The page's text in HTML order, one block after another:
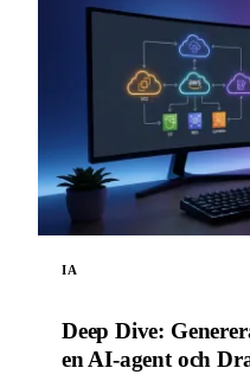
IA
Deep Dive:
en AI-agent och